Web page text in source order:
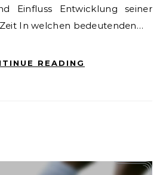
Einfluss Entwicklung seiner
In welchen bedeutenden…
READING